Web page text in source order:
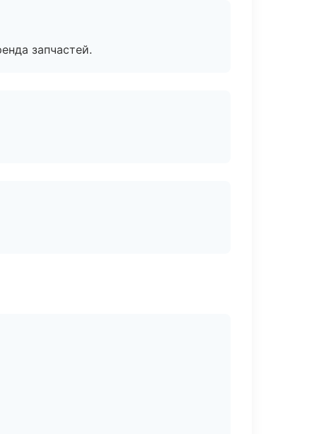
запчастей.